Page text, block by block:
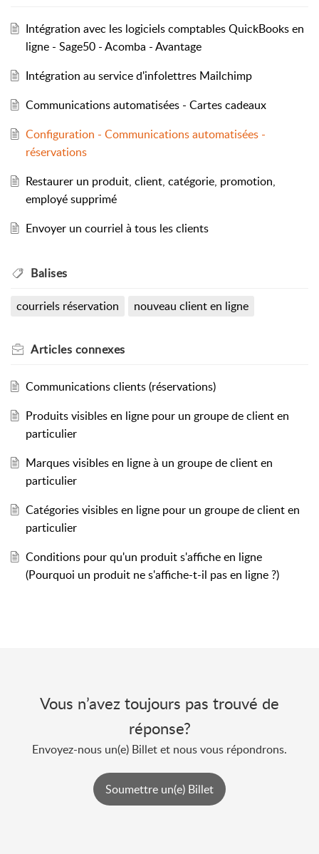
Intégration avec les logiciels comptables QuickBooks en
ligne - Sage50 - Acomba - Avantage
Intégration au service d'infolettres Mailchimp
Communications automatisées - Cartes cadeaux
Configuration - Communications automatisées -
réservations
Restaurer un produit, client, catégorie, promotion,
employé supprimé
Envoyer un courriel à tous les clients
Balises
courriels réservation nouveau client en ligne
Articles connexes
Communications clients (réservations)
Produits visibles en ligne pour un groupe de client en
particulier
Marques visibles en ligne à un groupe de client en
particulier
Catégories visibles en ligne pour un groupe de client en
particulier
Conditions pour qu'un produit s'affiche en ligne
(Pourquoi un produit ne s'affiche-t-il pas en ligne ?)
Vous n’avez toujours pas trouvé de
réponse?
Envoyez-nous un(e) Billet et nous vous répondrons.
Soumettre un(e) Billet